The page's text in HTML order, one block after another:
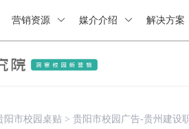
营销资源 媒介介绍 解决方案
阳市校园桌贴 > 贵阳市校园广告-贵州建设